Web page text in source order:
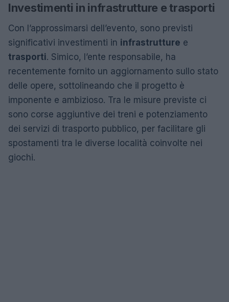
Investimenti in infrastrutture e trasporti
Con l’approssimarsi dell’evento, sono previsti
significativi investimenti in infrastrutture e
trasporti. Simico, l’ente responsabile, ha
recentemente fornito un aggiornamento sullo stato
delle opere, sottolineando che il progetto è
imponente e ambizioso. Tra le misure previste ci
sono corse aggiuntive dei treni e potenziamento
dei servizi di trasporto pubblico, per facilitare gli
spostamenti tra le diverse località coinvolte nei
giochi.